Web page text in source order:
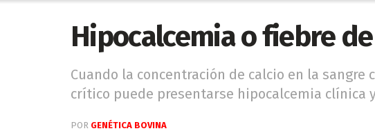
Hipocalcemia o fiebre
Cuando la concentración de calcio en la sangre
crítico puede presentarse hipocalcemia clínica
POR GENÉTICA BOVINA